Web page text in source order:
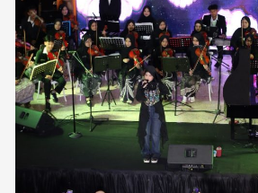
Tampil
Memukau
di
Euphoria
Symphony,
Hadirkan
Harmoni
Karawang